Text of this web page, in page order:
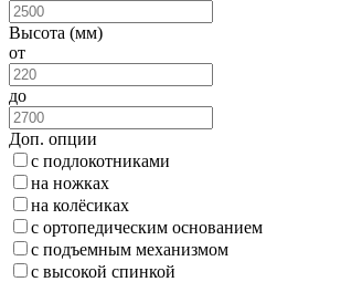
Высота (мм)
от
до
Доп. опции
с подлокотниками
на ножках
на колёсиках
с ортопедическим основанием
с подъемным механизмом
с высокой спинкой